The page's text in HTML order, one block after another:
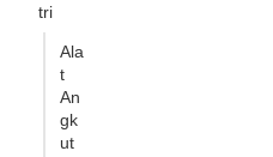
tri
Ala
t
An
gk
ut